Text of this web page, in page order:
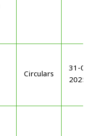
Circulars
31-
2025